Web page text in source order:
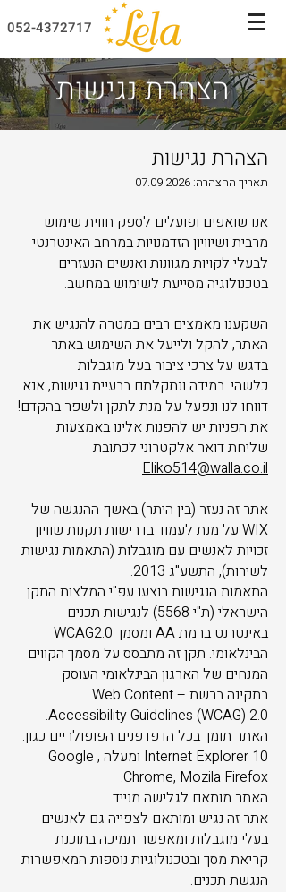
052-4372717
הצהרת נגישות
הצהרת נגישות
תאריך ההצהרה: 07.09.2026
אנו שואפים ופועלים לספק חווית שימוש
מרבית ושיוויון הזדמנויות במרחב האינטרנטי
לבעלי לקויות מגוונות ואנשים הנעזרים
בטכנולוגיה מסייעת לשימוש במחשב.
השקענו מאמצים רבים במטרה להנגיש את
האתר, להקל ולייעל את השימוש באתר
בדגש על צרכי ציבור בעל מוגבלות
כלשהי. במידה ונתקלתם בבעיית נגישות, אנא
דווחו לנו ונפעל על מנת לתקן ולשפר בהקדם!
את הפניות יש להפנות אלינו באמצעות
שליחת דואר אלקטרוני לכתובת
Eliko514@walla.co.il
אתר זה נעזר (בין היתר) באשף ההנגשה של
WIX על מנת לעמוד בדרישות תקנות שוויון
זכויות לאנשים עם מוגבלות (התאמות נגישות
לשירות), התשע"ג 2013.
התאמות הנגישות בוצעו עפ"י המלצות התקן
הישראלי (ת"י 5568) לנגישות תכנים
באינטרנט ברמת AA ומסמך WCAG2.0
הבינלאומי. תקן זה מתבסס על מסמך הקווים
המנחים של הארגון הבינלאומי העוסק
בתקינה ברשת – Web Content
Accessibility Guidelines (WCAG) 2.0.
האתר תומך בכל הדפדפנים הפופולריים כגון:
Internet Explorer 10 ומעלה , Google
Chrome, Mozila Firefox.
האתר מותאם לגלישה מנייד.
אתר זה נגיש ומותאם לצפייה גם לאנשים
בעלי מוגבלות ומאפשר תמיכה בתוכנת
קריאת מסך ובטכנולוגיות נוספות המאפשרות
הנגשת תכנים.